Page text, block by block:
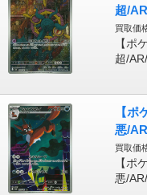
超/
買取価
【ポ
超/
【
悪/
買取価
【ポ
悪/